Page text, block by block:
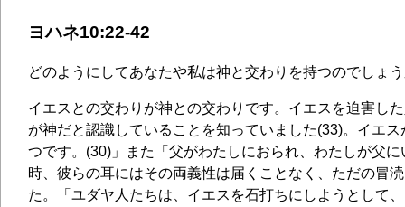
ヨハネ10:22-42
どのようにしてあなたや私は神と交わりを持つのでしょ
イエスとの交わりが神との交わりです。イエスを迫害し
が神だと認識していることを知っていました(33)。イエ
つです。(30)」また「父がわたしにおられ、わたしが父
時、彼らの耳にはその両義性は届くことなく、ただの冒
た。「ユダヤ人たちは、イエスを石打ちにしようとして